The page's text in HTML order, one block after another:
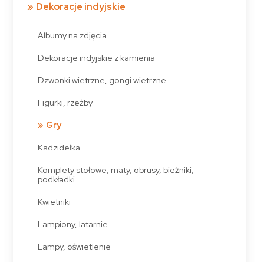
Dekoracje indyjskie
Albumy na zdjęcia
Dekoracje indyjskie z kamienia
Dzwonki wietrzne, gongi wietrzne
Figurki, rzeźby
Gry
Kadzidełka
Komplety stołowe, maty, obrusy, bieżniki,
podkładki
Kwietniki
Lampiony, latarnie
Lampy, oświetlenie